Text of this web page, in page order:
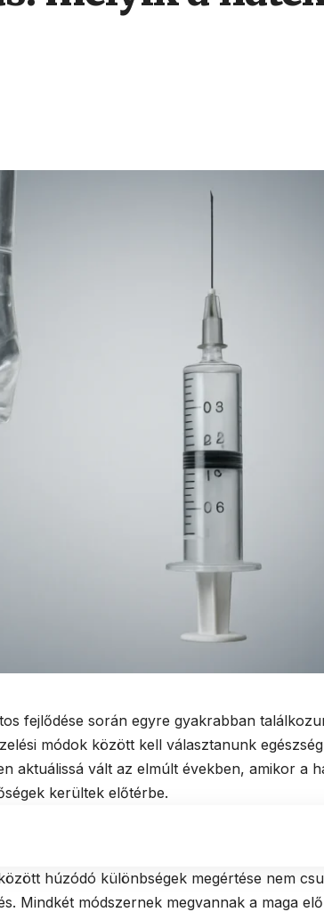
fejlődése során egyre gyakrabban
módok között kell választanunk
aktuálissá vált az elmúlt években, amikor a
kerültek előtérbe.
húzódó különbségek megértése nem
Mindkét módszernek megvannak a maga